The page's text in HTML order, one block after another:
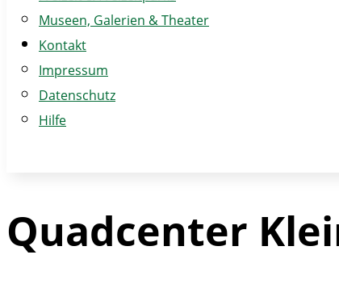
Museen, Galerien & Theater
Kontakt
Impressum
Datenschutz
Hilfe
Quadcenter